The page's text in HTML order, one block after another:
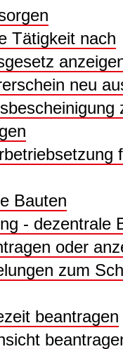
Tätigkeit nach
neu
Bauten
- dezentrale
oder
zum
beantragen